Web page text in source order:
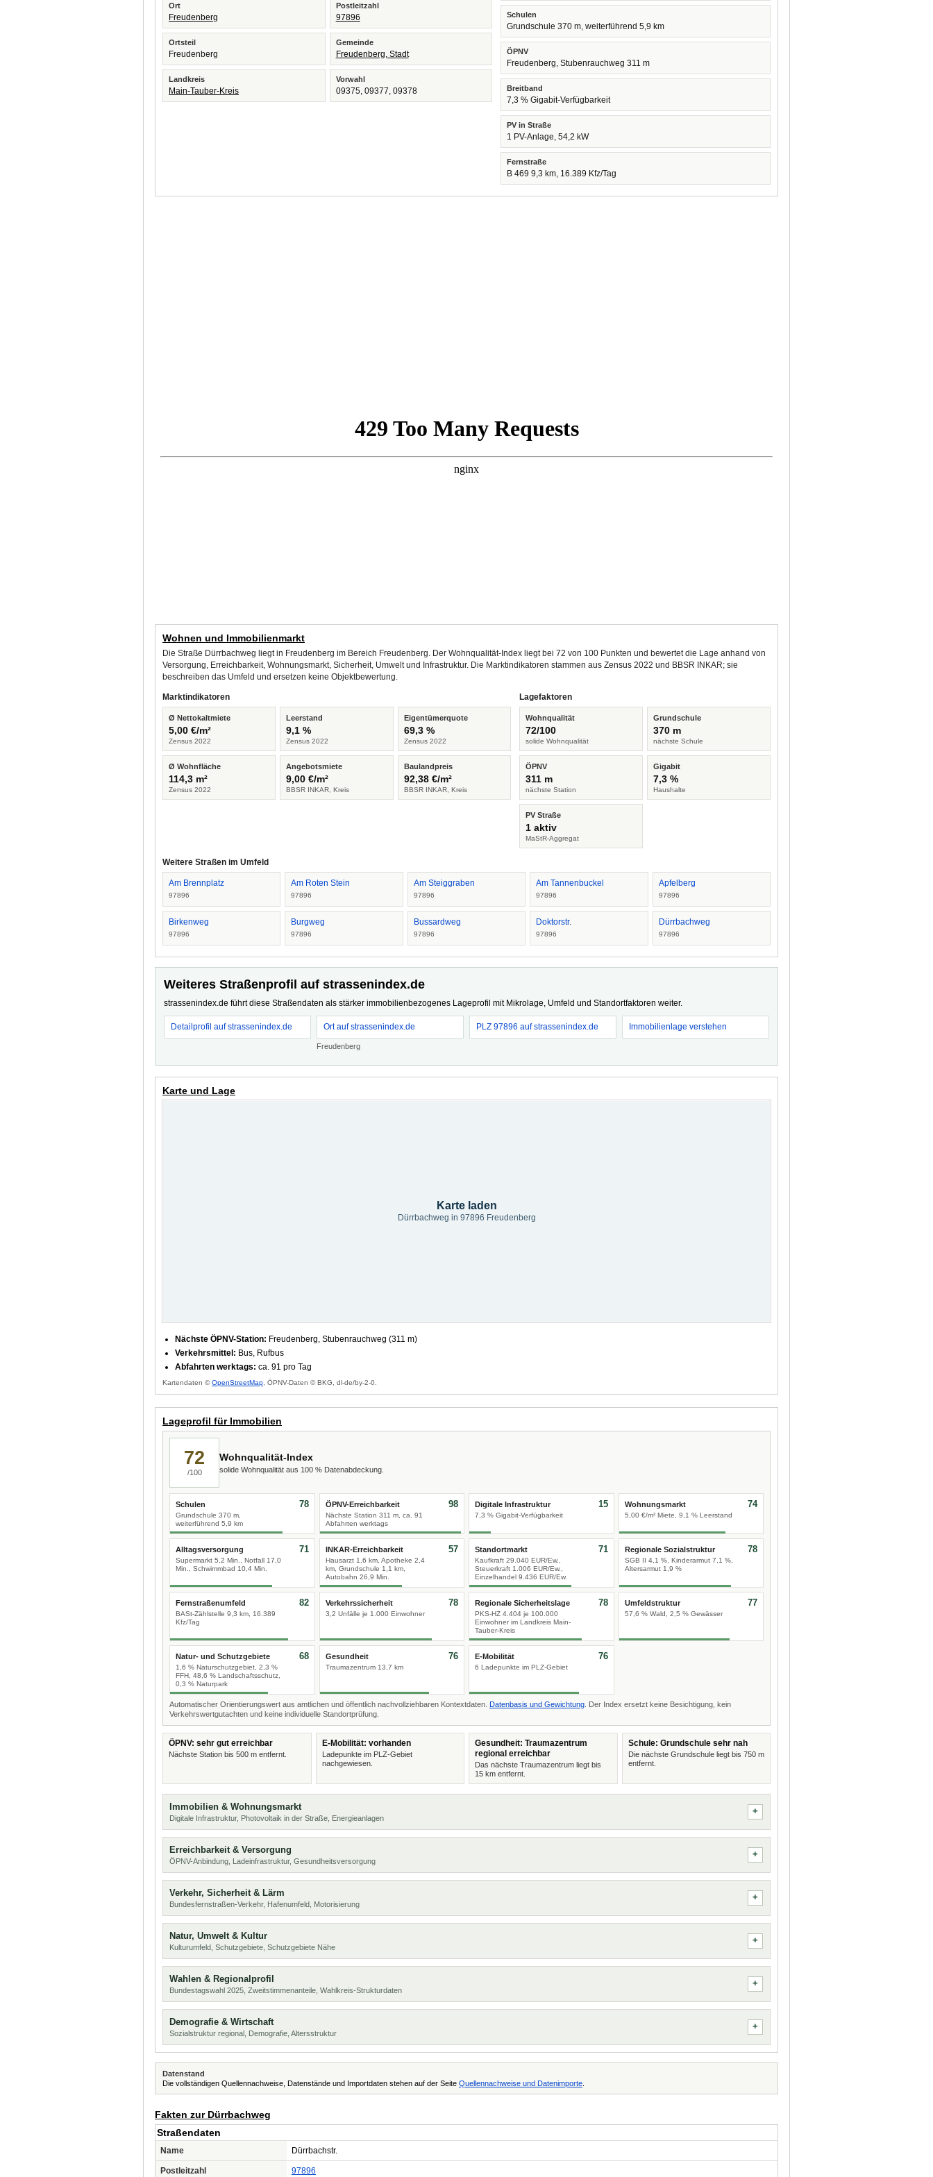
Ort
Freudenberg
Postleitzahl
97896
Ortsteil
Freudenberg
Gemeinde
Freudenberg, Stadt
Landkreis
Main-Tauber-Kreis
Vorwahl
09375, 09377, 09378
Schulen
Grundschule 370 m, weiterführend 5,9 km
ÖPNV
Freudenberg, Stubenrauchweg 311 m
Breitband
7,3 % Gigabit-Verfügbarkeit
PV in Straße
1 PV-Anlage, 54,2 kW
Fernstraße
B 469 9,3 km, 16.389 Kfz/Tag
Wohnen und Immobilienmarkt
Die Straße Dürrbachweg liegt in Freudenberg im Bereich Freudenberg. Der Wohnqualität-Index liegt bei 72 von 100 Punkten und bewertet die Lage anhand von
Versorgung, Erreichbarkeit, Wohnungsmarkt, Sicherheit, Umwelt und Infrastruktur. Die Marktindikatoren stammen aus Zensus 2022 und BBSR INKAR; sie
beschreiben das Umfeld und ersetzen keine Objektbewertung.
Marktindikatoren
Ø Nettokaltmiete
5,00 €/m²
Zensus 2022
Leerstand
9,1 %
Zensus 2022
Eigentümerquote
69,3 %
Zensus 2022
Ø Wohnfläche
114,3 m²
Zensus 2022
Angebotsmiete
9,00 €/m²
BBSR INKAR, Kreis
Baulandpreis
92,38 €/m²
BBSR INKAR, Kreis
Lagefaktoren
Wohnqualität
72/100
solide Wohnqualität
Grundschule
370 m
nächste Schule
ÖPNV
311 m
nächste Station
Gigabit
7,3 %
Haushalte
PV Straße
1 aktiv
MaStR-Aggregat
Weitere Straßen im Umfeld
Am Brennplatz
97896
Am Roten Stein
97896
Am Steiggraben
97896
Am Tannenbuckel
97896
Apfelberg
97896
Birkenweg
97896
Burgweg
97896
Bussardweg
97896
Doktorstr.
97896
Dürrbachweg
97896
Weiteres Straßenprofil auf strassenindex.de
strassenindex.de führt diese Straßendaten als stärker immobilienbezogenes Lageprofil mit Mikrolage, Umfeld und Standortfaktoren weiter.
Detailprofil auf strassenindex.de Ort auf strassenindex.de
Freudenberg
PLZ 97896 auf strassenindex.de Immobilienlage verstehen
Karte und Lage
Karte laden
Dürrbachweg in 97896 Freudenberg
Nächste ÖPNV-Station: Freudenberg, Stubenrauchweg (311 m)
Verkehrsmittel: Bus, Rufbus
Abfahrten werktags: ca. 91 pro Tag
Kartendaten ©OpenStreetMap , ÖPNV-Daten © BKG, dl-de/by-2-0.
Lageprofil für Immobilien
72
/100
Wohnqualität-Index
solide Wohnqualität aus 100 % Datenabdeckung.
Schulen
Grundschule 370 m,
weiterführend 5,9 km
78 ÖPNV-Erreichbarkeit
Nächste Station 311 m, ca. 91
Abfahrten werktags
98 Digitale Infrastruktur
7,3 % Gigabit-Verfügbarkeit
15 Wohnungsmarkt
5,00 €/m² Miete, 9,1 % Leerstand
74
Alltagsversorgung
Supermarkt 5,2 Min., Notfall 17,0
Min., Schwimmbad 10,4 Min.
71 INKAR-Erreichbarkeit
Hausarzt 1,6 km, Apotheke 2,4
km, Grundschule 1,1 km,
Autobahn 26,9 Min.
57 Standortmarkt
Kaufkraft 29.040 EUR/Ew.,
Steuerkraft 1.006 EUR/Ew.,
Einzelhandel 9.436 EUR/Ew.
71 Regionale Sozialstruktur
SGB II 4,1 %, Kinderarmut 7,1 %,
Altersarmut 1,9 %
78
Fernstraßenumfeld
BASt-Zählstelle 9,3 km, 16.389
Kfz/Tag
82 Verkehrssicherheit
3,2 Unfälle je 1.000 Einwohner
78 Regionale Sicherheitslage
PKS-HZ 4.404 je 100.000
Einwohner im Landkreis Main-
Tauber-Kreis
78 Umfeldstruktur
57,6 % Wald, 2,5 % Gewässer
77
Natur- und Schutzgebiete
1,6 % Naturschutzgebiet, 2,3 %
FFH, 48,6 % Landschaftsschutz,
0,3 % Naturpark
68 Gesundheit
Traumazentrum 13,7 km
76 E-Mobilität
6 Ladepunkte im PLZ-Gebiet
76
Automatischer Orientierungswert aus amtlichen und öffentlich nachvollziehbaren Kontextdaten. Datenbasis und Gewichtung . Der Index ersetzt keine Besichtigung, kein
Verkehrswertgutachten und keine individuelle Standortprüfung.
ÖPNV: sehr gut erreichbar
Nächste Station bis 500 m entfernt.
E-Mobilität: vorhanden
Ladepunkte im PLZ-Gebiet
nachgewiesen.
Gesundheit: Traumazentrum
regional erreichbar
Das nächste Traumazentrum liegt bis
15 km entfernt.
Schule: Grundschule sehr nah
Die nächste Grundschule liegt bis 750 m
entfernt.
Immobilien & Wohnungsmarkt
Digitale Infrastruktur, Photovoltaik in der Straße, Energieanlagen
Erreichbarkeit & Versorgung
ÖPNV-Anbindung, Ladeinfrastruktur, Gesundheitsversorgung
Verkehr, Sicherheit & Lärm
Bundesfernstraßen-Verkehr, Hafenumfeld, Motorisierung
Natur, Umwelt & Kultur
Kulturumfeld, Schutzgebiete, Schutzgebiete Nähe
Wahlen & Regionalprofil
Bundestagswahl 2025, Zweitstimmenanteile, Wahlkreis-Strukturdaten
Demografie & Wirtschaft
Sozialstruktur regional, Demografie, Altersstruktur
Datenstand
Die vollständigen Quellennachweise, Datenstände und Importdaten stehen auf der Seite Quellennachweise und Datenimporte
Fakten zur Dürrbachweg
Straßendaten
Name Dürrbachstr.
Postleitzahl 97896